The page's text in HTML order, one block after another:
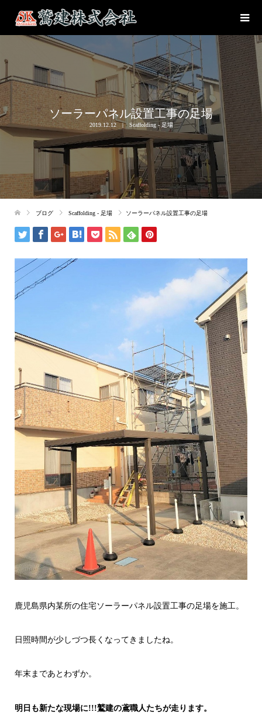
ソーラーパネル設置工事の足場
2019.12.12 Scaffolding - 足場
ブログ Scaffolding - 足場 ソーラーパネル設置工事の足場
鹿児島県内某所の住宅ソーラーパネル設置工事の足場を施工。
日照時間が少しづつ長くなってきましたね。
年末まであとわずか。
明日も新たな現場に!!!鷲建の鳶職人たちが走ります。